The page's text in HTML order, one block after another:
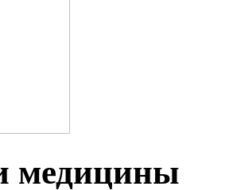
медицины